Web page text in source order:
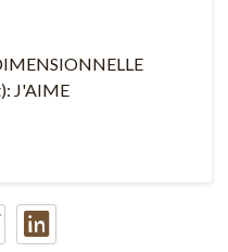
J'AIME